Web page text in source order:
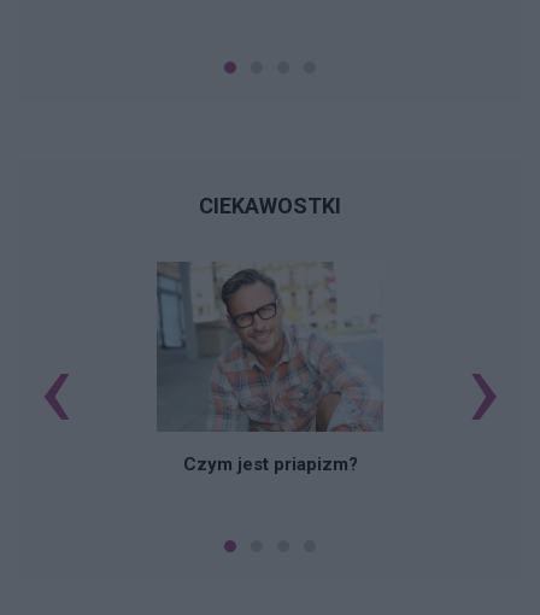
CIEKAWOSTKI
Czym jest priapizm?
‹ ›